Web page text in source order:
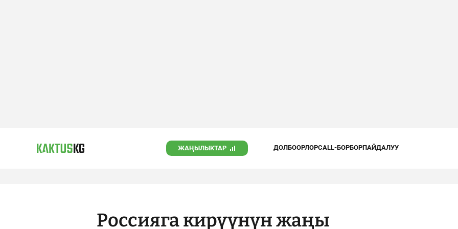
ЖАҢЫЛЫКТАР ДОЛБООРЛОРCALL-БОРБОРПАЙДАЛУУ
Россияга кирүүнүн жаңы